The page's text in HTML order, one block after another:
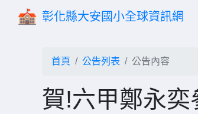
彰化縣大安國小全球資訊網
首頁 公告列表 公告內容
賀!六甲鄭永